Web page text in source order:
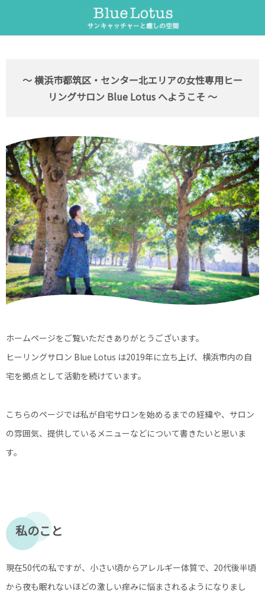
～ 横浜市都筑区・センター北エリアの女性専用ヒー
リングサロン Blue Lotus へようこそ ～
ホームページをご覧いただきありがとうございます。
ヒーリングサロン Blue Lotus は2019年に立ち上げ、横浜市内の自
宅を拠点として活動を続けています。
こちらのページでは私が自宅サロンを始めるまでの経緯や、サロン
の雰囲気、提供しているメニューなどについて書きたいと思いま
す。
私のこと
現在50代の私ですが、小さい頃からアレルギー体質で、20代後半頃
から夜も眠れないほどの激しい痒みに悩まされるようになりまし
サンキャッチャーワークショップ
遠隔ヒーリング
フラワーエッセンス